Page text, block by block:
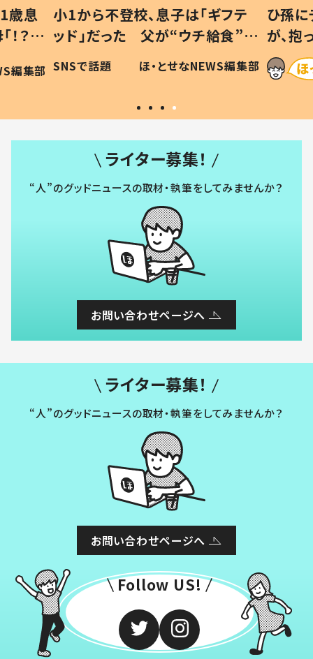
歳息
？」
編集部
小1から不登校、息子は「ギフテ
ッド」だった 父が“ウチ給食”を
作り続ける理由とは #令和の親
#令和の子
SNSで話題 ほ・とせなNEWS編集部
ひ孫
が、
「涙が
い」
ライター募集！
“人”のグッドニュースの取材・執筆をしてみませんか？
お問い合わせページへ
ライター募集！
“人”のグッドニュースの取材・執筆をしてみませんか？
お問い合わせページへ
Follow US!